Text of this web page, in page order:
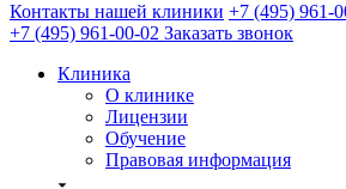
Контакты нашей клиники +7 (495) 961-
+7 (495) 961-00-02 Заказать звонок
Клиника
О клинике
Лицензии
Обучение
Правовая информация